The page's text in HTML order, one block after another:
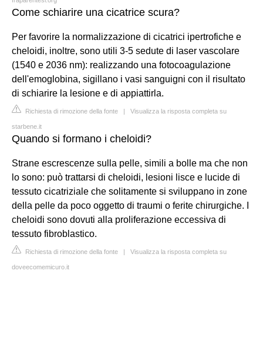
Come schiarire una cicatrice scura?
Per favorire la normalizzazione di cicatrici ipertrofiche e
cheloidi, inoltre, sono utili 3-5 sedute di laser vascolare
(1540 e 2036 nm): realizzando una fotocoagulazione
dell'emoglobina, sigillano i vasi sanguigni con il risultato
di schiarire la lesione e di appiattirla.
Richiesta di rimozione della fonte | Visualizza la risposta completa su
starbene.it
Quando si formano i cheloidi?
Strane escrescenze sulla pelle, simili a bolle ma che non
lo sono: può trattarsi di cheloidi, lesioni lisce e lucide di
tessuto cicatriziale che solitamente si sviluppano in zone
della pelle da poco oggetto di traumi o ferite chirurgiche. I
cheloidi sono dovuti alla proliferazione eccessiva di
tessuto fibroblastico.
Richiesta di rimozione della fonte | Visualizza la risposta completa su
doveecomemicuro.it